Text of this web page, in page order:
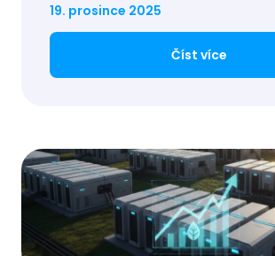
19. prosince 2025
Číst více